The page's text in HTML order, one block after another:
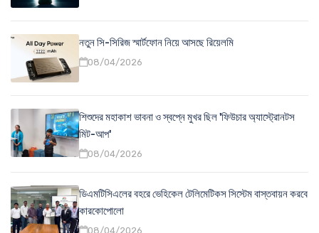
নতুন সি-সিরিজ স্মার্টফোন নিয়ে আসছে রিয়েলমি
08/04/2026
শিশুদের মহাকাশ ভাবনা ও স্বপ্নে মুখর ছিল 'ফিউচার অ্যাস্ট্রোনটস
মিট-আপ'
08/04/2026
ডিএমটিসিএলের বহরে ভেহিকেল টেলিমেটিকস সিস্টেম বাস্তবায়ন করবে
কারকোপোলো
08/04/2026